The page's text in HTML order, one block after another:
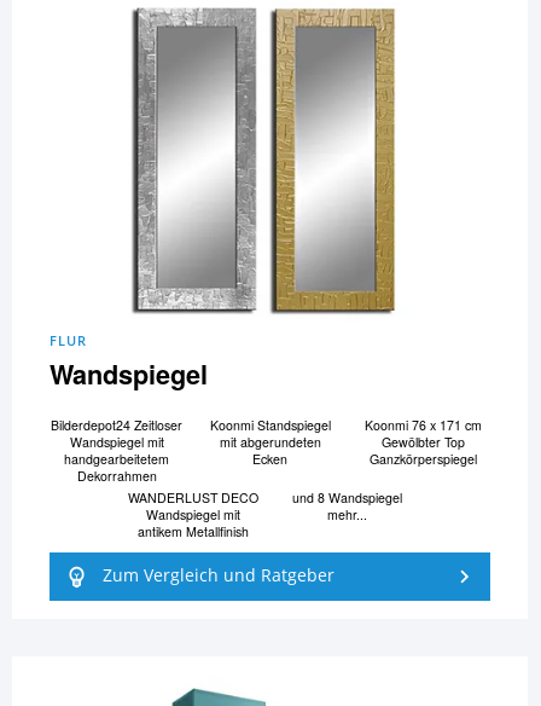
FLUR
Wandspiegel
Bilderdepot24 Zeitloser
Wandspiegel mit
handgearbeitetem
Dekorrahmen
Koonmi Standspiegel
mit abgerundeten
Ecken
Koonmi 76 x 171 cm
Gewölbter Top
Ganzkörperspiegel
WANDERLUST DECO
Wandspiegel mit
antikem Metallfinish
und 8 Wandspiegel
mehr...
Zum Vergleich und Ratgeber